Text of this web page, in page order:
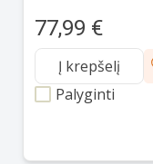
geltonas
77,99 €
Į krepšelį
Palyginti